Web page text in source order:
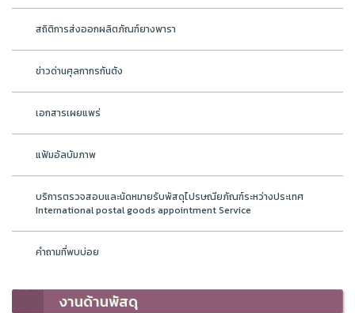
สถิติการส่งออกผลิตภัณฑ์ยางพารา
ข่าวด่านศุลกากรกันตัง
เอกสารเผยแพร่
แฟ้มอัลบัมภาพ
บริการตรวจสอบและนัดหมายรับพัสดุไปรษณียภัณฑ์ระหว่างประเทศ
International postal goods appointment Service
คำถามที่พบบ่อย
งานด้านพัสดุ